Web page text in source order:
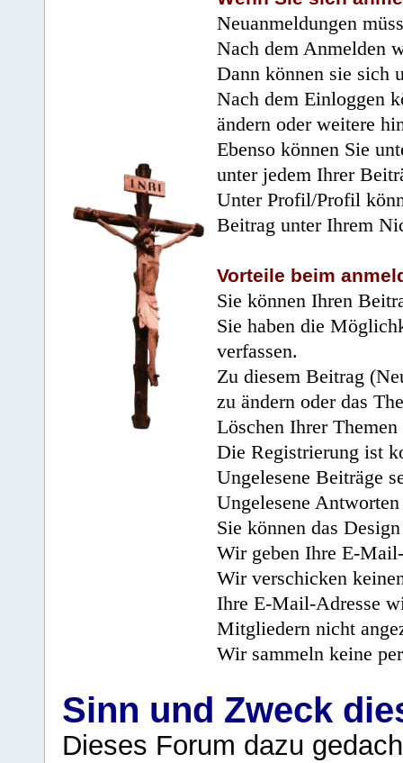
Neuanmeldungen
Nach dem Anmelden
Dann können sie sich
Nach dem Einloggen
ändern oder weitere
Ebenso können Sie
unter jedem Ihrer
Unter Profil/Profil
Beitrag unter Ihrem
Vorteile beim
Sie können Ihren
Sie haben die
verfassen.
Zu diesem Beitrag
zu ändern oder das
Löschen Ihrer
Die Registrierung ist
Ungelesene Beiträge
Ungelesene
Sie können das
Wir geben Ihre E-
Wir verschicken
Ihre E-Mail-Adresse
Mitgliedern nicht
Wir sammeln keine
Sinn und Zweck
Dieses Forum dazu